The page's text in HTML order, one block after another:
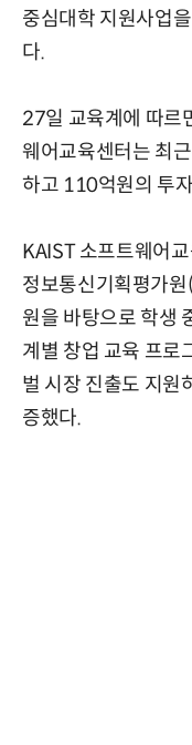
중심대학 지원사업
다.
27일 교육계에 따르
웨어교육센터는 최
하고 110억원의 투
KAIST 소프트웨어
정보통신기획평가
원을 바탕으로 학생
계별 창업 교육 프로
벌 시장 진출도 지원
증했다.